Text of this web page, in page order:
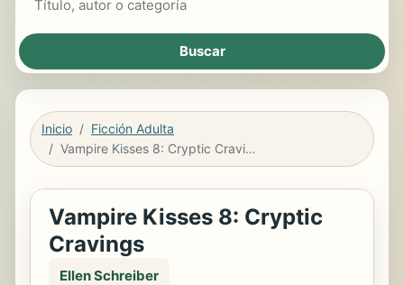
Inicio
Ficción Adulta
Vampire Kisses 8: Cryptic Cravings
Vampire Kisses 8: Cryptic
Cravings
Ellen Schreiber